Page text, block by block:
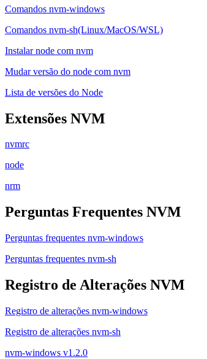
Comandos nvm-windows
Comandos nvm-sh(Linux/MacOS/WSL)
Instalar node com nvm
Mudar versão do node com nvm
Lista de versões do Node
Extensões NVM
nvmrc
node
nrm
Perguntas Frequentes NVM
Perguntas frequentes nvm-windows
Perguntas frequentes nvm-sh
Registro de Alterações NVM
Registro de alterações nvm-windows
Registro de alterações nvm-sh
nvm-windows v1.2.0